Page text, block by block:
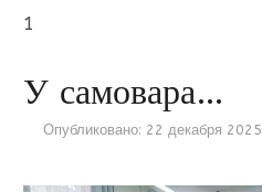
1
У самовара…
Опубликовано: 22 декабря 2025